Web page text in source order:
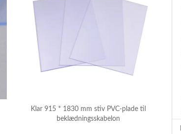
Klar 915 * 1830 mm stiv PVC-plade til
beklædningsskabelon